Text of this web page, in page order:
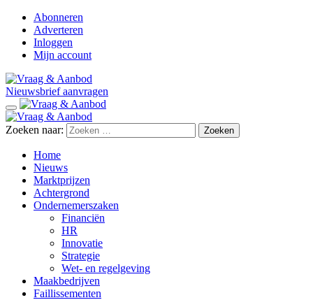
Abonneren
Adverteren
Inloggen
Mijn account
Nieuwsbrief aanvragen
Zoeken naar:
Home
Nieuws
Marktprijzen
Achtergrond
Ondernemerszaken
Financiën
HR
Innovatie
Strategie
Wet- en regelgeving
Maakbedrijven
Faillissementen